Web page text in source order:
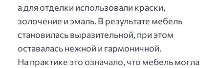
а для отделки использовали краски,
золочение и эмаль. В результате мебель
становилась выразительной, при этом
оставалась нежной и гармоничной.
На практике это означало, что мебель могла